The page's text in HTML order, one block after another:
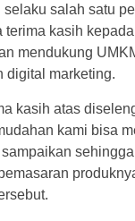
salah satu
terima kasih
mendukung
digital marketing.
kasih atas
kami bisa